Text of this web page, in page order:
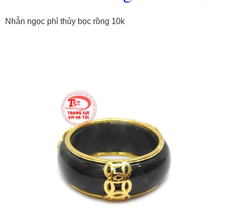
Nhẫn ngọc phỉ thủy bọc rồng 10k